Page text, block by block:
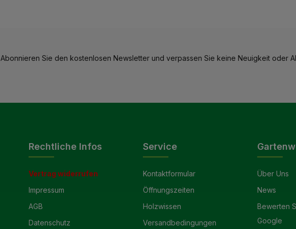
Abonnieren Sie den kostenlosen Newsletter und verpassen Sie keine Neuigkeit oder
Rechtliche Infos
Vertrag widerrufen
Impressum
AGB
Datenschutz
Service
Kontaktformular
Öffnungszeiten
Holzwissen
Versandbedingungen
Über Uns
News
Bewerten
Google